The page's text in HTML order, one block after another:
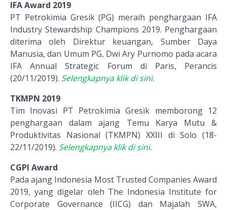
IFA Award 2019
PT Petrokimia Gresik (PG) meraih penghargaan IFA
Industry Stewardship Champions 2019. Penghargaan
diterima oleh Direktur keuangan, Sumber Daya
Manusia, dan Umum PG, Dwi Ary Purnomo pada acara
IFA Annual Strategic Forum di Paris, Perancis
(20/11/2019). Selengkapnya klik di sini.
TKMPN 2019
Tim Inovasi PT Petrokimia Gresik memborong 12
penghargaan dalam ajang Temu Karya Mutu &
Produktivitas Nasional (TKMPN) XXIII di Solo (18-
22/11/2019). Selengkapnya klik di sini.
CGPI Award
Pada ajang Indonesia Most Trusted Companies Award
2019, yang digelar oleh The Indonesia Institute for
Corporate Governance (IICG) dan Majalah SWA,